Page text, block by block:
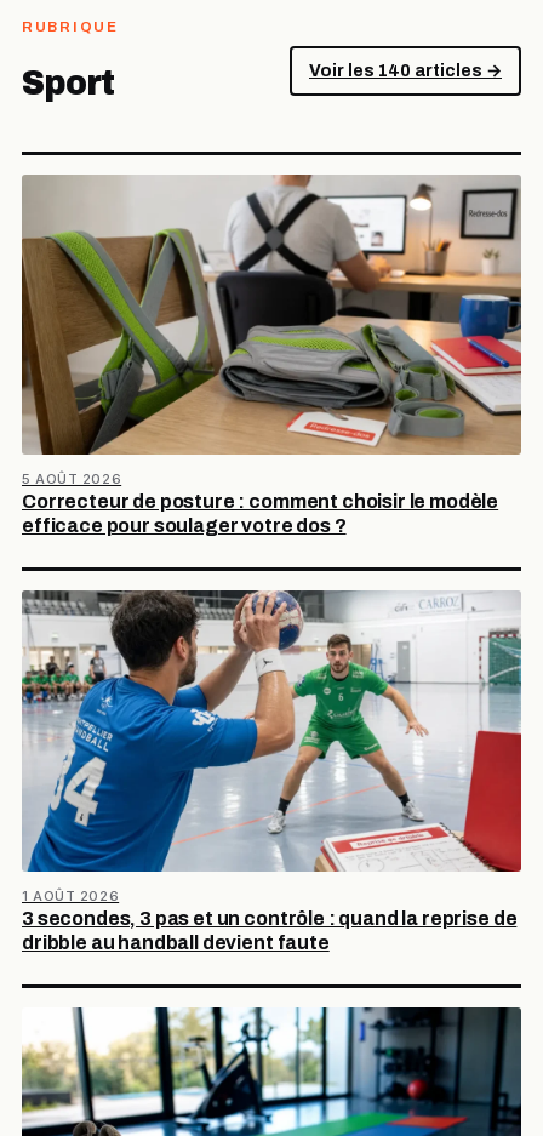
RUBRIQUE
Sport Voir les 140 articles →
Correcteur de posture : comment choisir le modèle
efficace pour soulager votre dos ?
5 AOÛT 2026
3 secondes, 3 pas et un contrôle : quand la reprise de
dribble au handball devient faute
1 AOÛT 2026